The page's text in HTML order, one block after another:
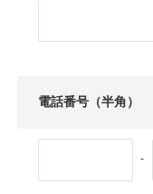
電話番号（半角）
-